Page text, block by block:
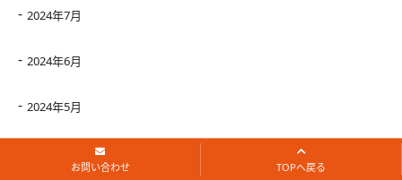
2024年7月
2024年6月
2024年5月
お問い合わせ TOPへ戻る